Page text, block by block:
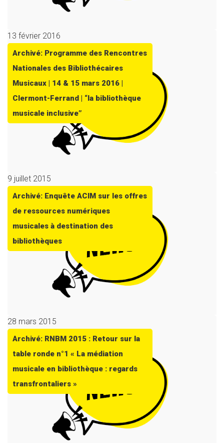
13 février 2016
Archivé: Programme des Rencontres
Nationales des Bibliothécaires
Musicaux | 14 & 15 mars 2016 |
Clermont-Ferrand | “la bibliothèque
musicale inclusive”
9 juillet 2015
Archivé: Enquête ACIM sur les offres
de ressources numériques
musicales à destination des
bibliothèques
28 mars 2015
Archivé: RNBM 2015 : Retour sur la
table ronde n°1 « La médiation
musicale en bibliothèque : regards
transfrontaliers »